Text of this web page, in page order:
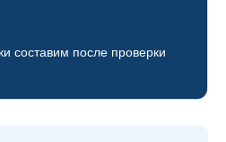
составим после проверки